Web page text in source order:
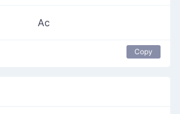
Ac
Copy